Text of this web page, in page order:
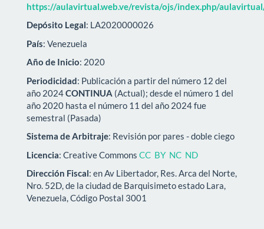
https://aulavirtual.web.ve/revista/ojs/index.php/
Depósito Legal: LA2020000026
País: Venezuela
Año de Inicio: 2020
Periodicidad: Publicación a partir del número 12 del
año 2024CONTINUA (Actual); desde el número 1 del
año 2020 hasta el número 11 del año 2024 fue
semestral (Pasada)
Sistema de Arbitraje: Revisión por pares - doble ciego
Licencia: Creative Commons CC BY NC ND
Dirección Fiscal: en Av Libertador, Res. Arca del Norte,
Nro. 52D, de la ciudad de Barquisimeto estado Lara,
Venezuela, Código Postal 3001